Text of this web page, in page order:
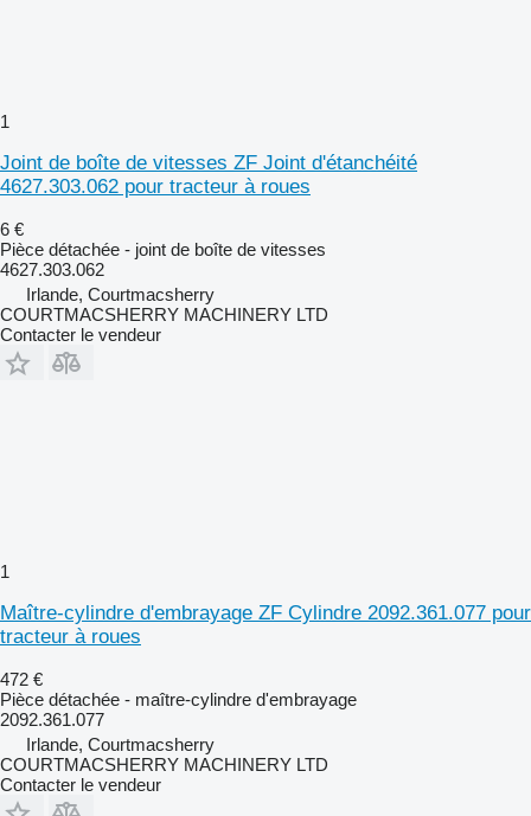
1
Joint de boîte de vitesses ZF Joint d'étanchéité
4627.303.062 pour tracteur à roues
6 €
Pièce détachée - joint de boîte de vitesses
4627.303.062
Irlande, Courtmacsherry
COURTMACSHERRY MACHINERY LTD
Contacter le vendeur
1
Maître-cylindre d'embrayage ZF Cylindre 2092.361.077 pour
tracteur à roues
472 €
Pièce détachée - maître-cylindre d'embrayage
2092.361.077
Irlande, Courtmacsherry
COURTMACSHERRY MACHINERY LTD
Contacter le vendeur